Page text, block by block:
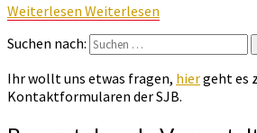
Weiterlesen Weiterlesen
Suchen nach:
Ihr wollt uns etwas fragen, hiergeht es
Kontaktformularen der SJB.